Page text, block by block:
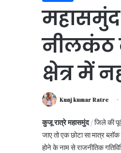
महासमुंद
नीलकंठ
क्षेत्र में
Kunj kumar Ratre
कुजू रात्रे महासमुंद/ जिले की
जाए तो एक छोटा सा मात्र
होने के नाम से राजनीतिक